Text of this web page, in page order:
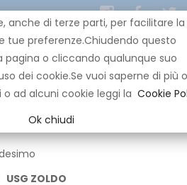
USG ZOLDO
anche di terze parti, per facilitare
tue preferenze.Chiudendo questo
pagina o cliccando qualunque suo
dei cookie.Se vuoi saperne di più o
ad alcuni cookie leggi la Cookie
Ok chiudi